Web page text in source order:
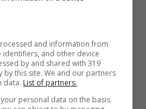
chiari rimandi al
modi: gonna
alti, oppure in combo
sartoriali. Il trucco in
pastello delicate e
and information from
identifiers, and other device
by and shared with 319
by this site. We and our partners
data. List of partners.
personal data on the basis